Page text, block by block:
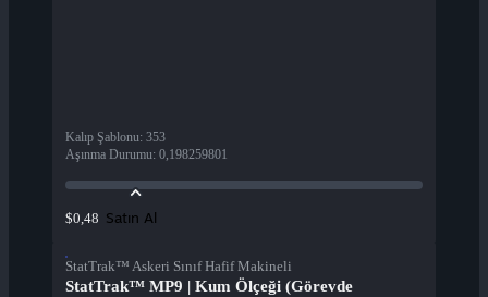
Kalıp Şablonu: 353
Aşınma Durumu: 0,198259801
$0,48 Satın Al
StatTrak™ Askeri Sınıf Hafif Makineli
StatTrak™ MP9 | Kum Ölçeği (Görevde